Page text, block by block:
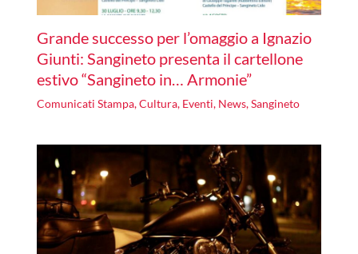
Grande successo per l’omaggio a Ignazio
Giunti: Sangineto presenta il cartellone
estivo “Sangineto in… Armonie”
Comunicati Stampa,Cultura, Eventi, News,Sangineto